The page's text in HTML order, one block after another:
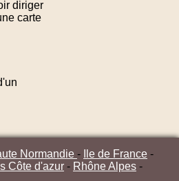
diriger
carte
Normandie - Ile de France -
Côte d'azur - Rhône Alpes -